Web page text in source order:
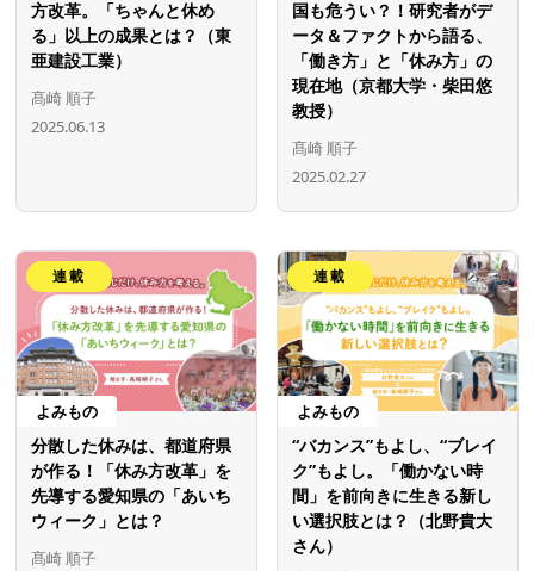
方改革。「ちゃんと休め
る」以上の成果とは？（東
亜建設工業）
髙崎 順子
2025.06.13
国も危うい？！研究者がデ
ータ＆ファクトから語る、
「働き方」と「休み方」の
現在地（京都大学・柴田悠
教授）
髙崎 順子
2025.02.27
連載
よみもの
分散した休みは、都道府県
が作る！「休み方改革」を
先導する愛知県の「あいち
ウィーク」とは？
髙崎 順子
連載
よみもの
“バカンス”もよし、“ブレイ
ク”もよし。「働かない時
間」を前向きに生きる新し
い選択肢とは？（北野貴大
さん）